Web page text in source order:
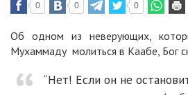
0 0 0
Об одном из неверующих,
Мухаммаду молиться в Каабе, Бог
“Нет! Если он не